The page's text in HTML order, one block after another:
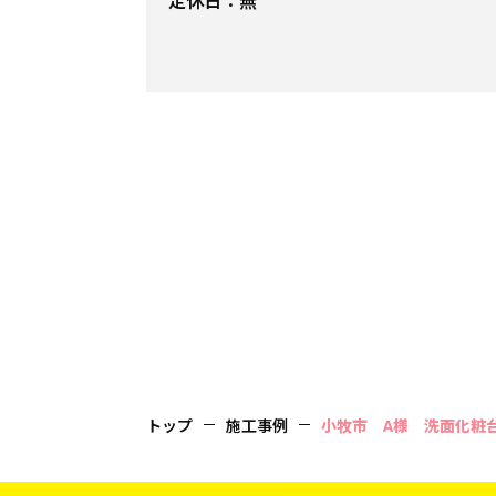
トップ 施工事例 小牧市 A様 洗面化粧